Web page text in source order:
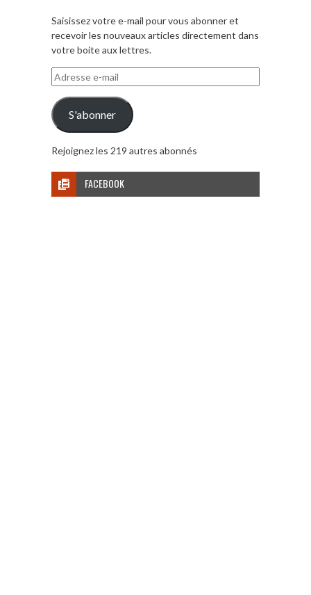
Saisissez votre e-mail pour vous abonner et
recevoir les nouveaux articles directement dans
votre boite aux lettres.
Adresse
e-
mail
S'abonner
Rejoignez les 219 autres abonnés
FACEBOOK